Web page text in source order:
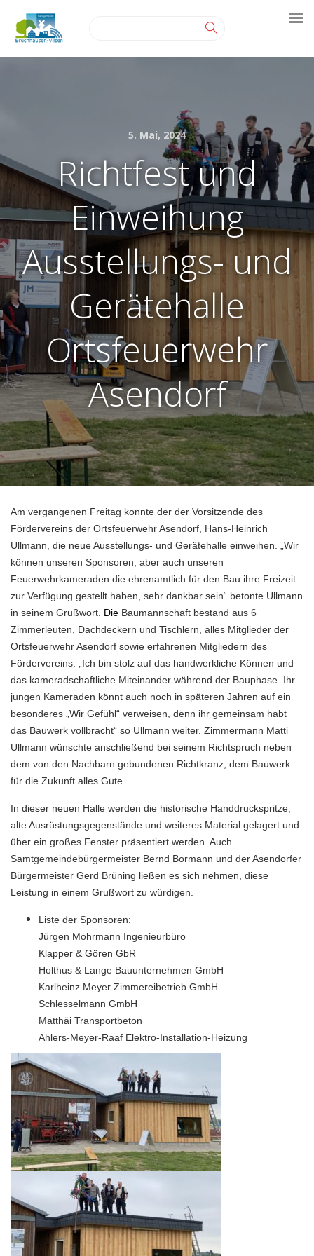
5. Mai, 2024
Richtfest und
Einweihung
Ausstellungs- und
Gerätehalle
Ortsfeuerwehr
Asendorf
Am vergangenen Freitag konnte der der Vorsitzende des
Fördervereins der Ortsfeuerwehr Asendorf, Hans-Heinrich
Ullmann, die neue Ausstellungs- und Gerätehalle einweihen. „Wir
können unseren Sponsoren, aber auch unseren
Feuerwehrkameraden die ehrenamtlich für den Bau ihre Freizeit
zur Verfügung gestellt haben, sehr dankbar sein“ betonte Ullmann
in seinem Grußwort. Die Baumannschaft bestand aus 6
Zimmerleuten, Dachdeckern und Tischlern, alles Mitglieder der
Ortsfeuerwehr Asendorf sowie erfahrenen Mitgliedern des
Fördervereins. „Ich bin stolz auf das handwerkliche Können und
das kameradschaftliche Miteinander während der Bauphase. Ihr
jungen Kameraden könnt auch noch in späteren Jahren auf ein
besonderes „Wir Gefühl“ verweisen, denn ihr gemeinsam habt
das Bauwerk vollbracht“ so Ullmann weiter. Zimmermann Matti
Ullmann wünschte anschließend bei seinem Richtspruch neben
dem von den Nachbarn gebundenen Richtkranz, dem Bauwerk
für die Zukunft alles Gute.
In dieser neuen Halle werden die historische Handdruckspritze,
alte Ausrüstungsgegenstände und weiteres Material gelagert und
über ein großes Fenster präsentiert werden. Auch
Samtgemeindebürgermeister Bernd Bormann und der Asendorfer
Bürgermeister Gerd Brüning ließen es sich nehmen, diese
Leistung in einem Grußwort zu würdigen.
Liste der Sponsoren:
Jürgen Mohrmann Ingenieurbüro
Klapper & Gören GbR
Holthus & Lange Bauunternehmen GmbH
Karlheinz Meyer Zimmereibetrieb GmbH
Schlesselmann GmbH
Matthäi Transportbeton
Ahlers-Meyer-Raaf Elektro-Installation-Heizung